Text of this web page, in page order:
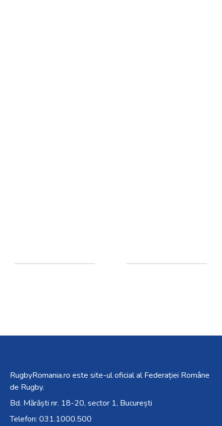
RugbyRomania.ro este site-ul oficial al Federației Române
de Rugby.
Bd. Mărăști nr. 18-20, sector 1, București
Telefon: 031.1000.500